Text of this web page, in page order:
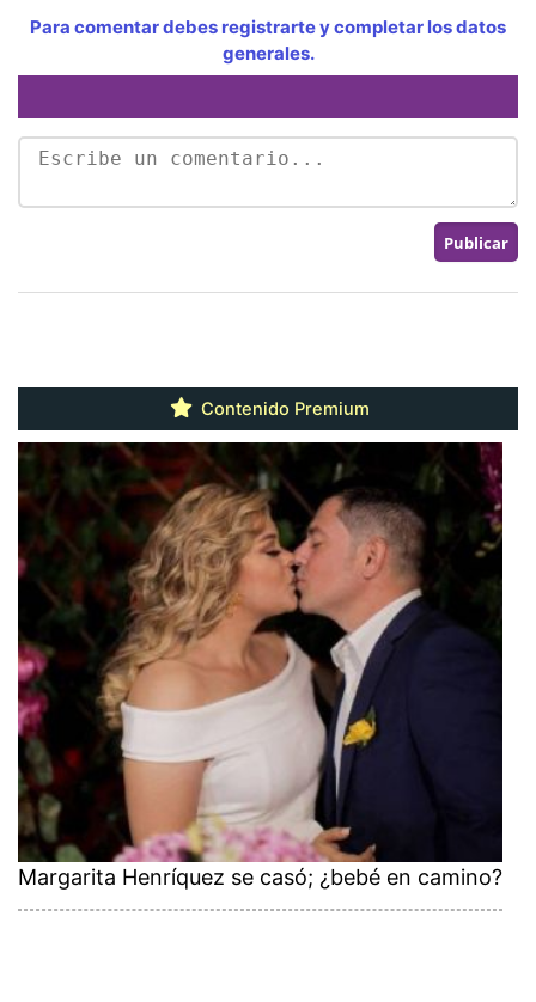
Para comentar debes registrarte y completar los datos
generales.
Contenido Premium
Margarita Henríquez se casó; ¿bebé en camino?